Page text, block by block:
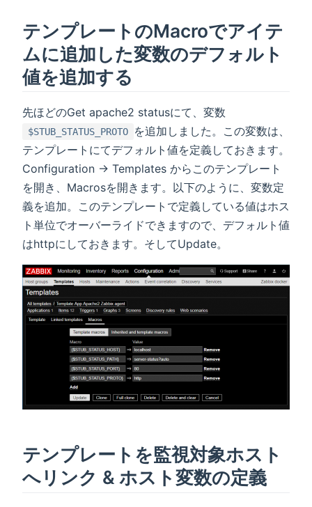
テンプレートのMacroでアイテ
ムに追加した変数のデフォルト
値を追加する
先ほどのGet apache2 statusにて、変数
$STUB_STATUS_PROTO
を追加しました。この変数は、
テンプレートにてデフォルト値を定義しておきます。
Configuration → Templates からこのテンプレート
を開き、Macrosを開きます。以下のように、変数定
義を追加。このテンプレートで定義している値はホス
ト単位でオーバーライドできますので、デフォルト値
はhttpにしておきます。そしてUpdate。
テンプレートを監視対象ホスト
へリンク & ホスト変数の定義